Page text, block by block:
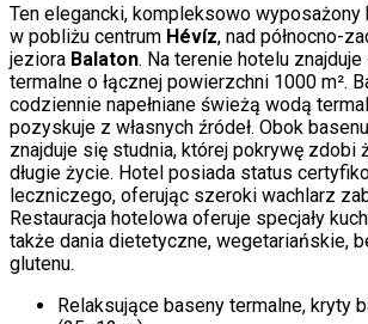
Ten elegancki, kompleksowo wyposażony
w pobliżu centrum Hévíz, nad północno-
jeziora Balaton. Na terenie hotelu
termalne o łącznej powierzchni 1000 m².
codziennie napełniane świeżą wodą
pozyskuje z własnych źródeł. Obok
znajduje się studnia, której pokrywę zdobi
długie życie. Hotel posiada status
leczniczego, oferując szeroki wachlarz
Restauracja hotelowa oferuje specjały
także dania dietetyczne, wegetariańskie,
glutenu.
Relaksujące baseny termalne, kryty